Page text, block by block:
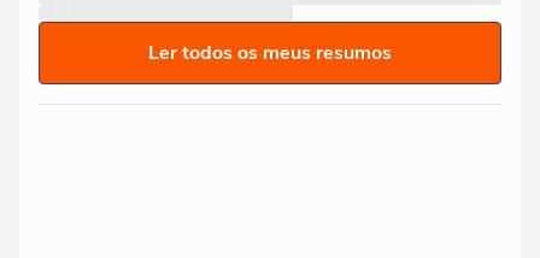
Ler todos os meus resumos